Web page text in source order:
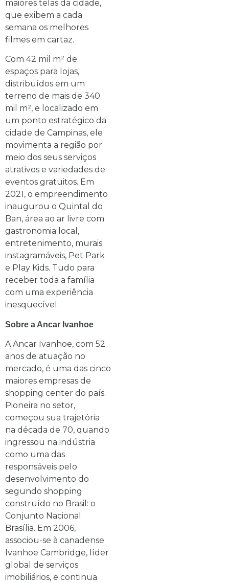
maiores telas da cidade,
que exibem a cada
semana os melhores
filmes em cartaz.
Com 42 mil m² de
espaços para lojas,
distribuídos em um
terreno de mais de 340
mil m², e localizado em
um ponto estratégico da
cidade de Campinas, ele
movimenta a região por
meio dos seus serviços
atrativos e variedades de
eventos gratuitos. Em
2021, o empreendimento
inaugurou o Quintal do
Ban, área ao ar livre com
gastronomia local,
entretenimento, murais
instagramáveis, Pet Park
e Play Kids. Tudo para
receber toda a família
com uma experiência
inesquecível.
Sobre a Ancar Ivanhoe
A Ancar Ivanhoe, com 52
anos de atuação no
mercado, é uma das cinco
maiores empresas de
shopping center do país.
Pioneira no setor,
começou sua trajetória
na década de 70, quando
ingressou na indústria
como uma das
responsáveis pelo
desenvolvimento do
segundo shopping
construído no Brasil: o
Conjunto Nacional
Brasília. Em 2006,
associou-se à canadense
Ivanhoe Cambridge, líder
global de serviços
imobiliários, e continua